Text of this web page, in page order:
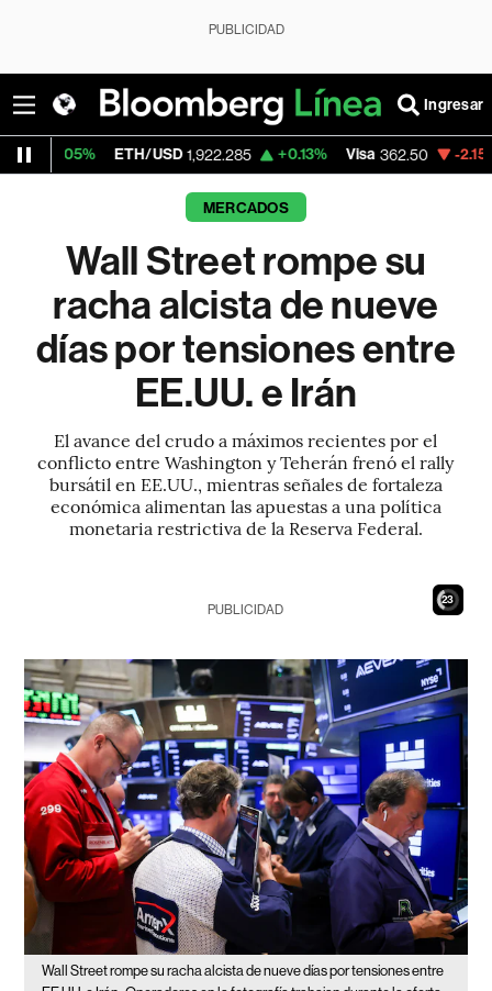
PUBLICIDAD
Ingresar
USD 1,922.285 +0.13% Visa 362.50 -2.15%
MERCADOS
Wall Street rompe su
racha alcista de nueve
días por tensiones entre
EE.UU. e Irán
El avance del crudo a máximos recientes por el
conflicto entre Washington y Teherán frenó el rally
bursátil en EE.UU., mientras señales de fortaleza
económica alimentan las apuestas a una política
monetaria restrictiva de la Reserva Federal.
21
PUBLICIDAD
Wall Street rompe su racha alcista de nueve días por tensiones entre